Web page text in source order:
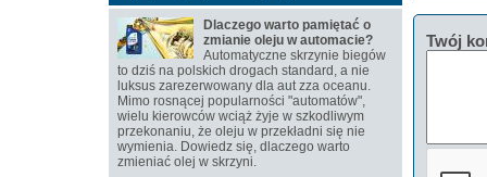
Twój
Dlaczego warto pamiętać o
zmianie oleju w automacie?
Automatyczne skrzynie biegów
to dziś na polskich drogach standard, a nie
luksus zarezerwowany dla aut zza oceanu.
Mimo rosnącej popularności "automatów",
wielu kierowców wciąż żyje w szkodliwym
przekonaniu, że oleju w przekładni się nie
wymienia. Dowiedz się, dlaczego warto
zmieniać olej w skrzyni.